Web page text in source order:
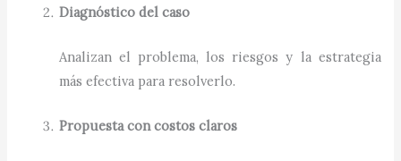
Diagnóstico del caso
Analizan el problema, los riesgos y la estrategia
más efectiva para resolverlo.
Propuesta con costos claros